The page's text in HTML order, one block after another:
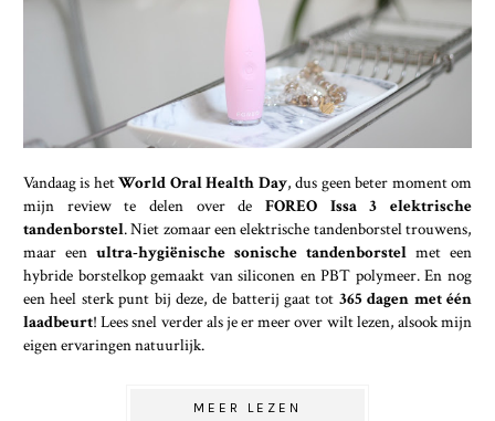
Vandaag is hetWorld Oral Health Day, dus geen beter moment om
mijn review te delen over de FOREO Issa 3 elektrische
tandenborstel. Niet zomaar een elektrische tandenborstel trouwens,
maar een ultra-hygiënische sonische tandenborstel met een
hybride borstelkop gemaakt van siliconen en PBT polymeer. En nog
een heel sterk punt bij deze, de batterij gaat tot 365 dagen met één
laadbeurt! Lees snel verder als je er meer over wilt lezen, alsook mijn
eigen ervaringen natuurlijk.
MEER LEZEN